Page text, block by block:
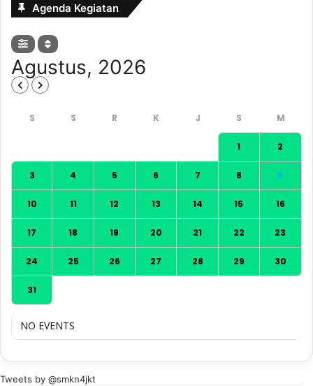
Agenda Kegiatan
Agustus, 2026
1 2
3 4 5 6 7 8 9
10 11 12 13 14 15 16
17 18 19 20 21 22 23
24 25 26 27 28 29 30
31
NO EVENTS
Tweets by @smkn4jkt